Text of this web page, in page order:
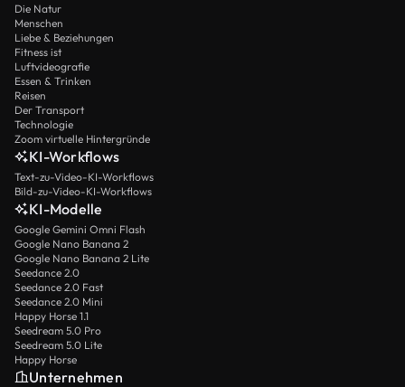
Die Natur
Menschen
Liebe & Beziehungen
Fitness ist
Luftvideografie
Essen & Trinken
Reisen
Der Transport
Technologie
Zoom virtuelle Hintergründe
KI-Workflows
Text-zu-Video-KI-Workflows
Bild-zu-Video-KI-Workflows
KI-Modelle
Google Gemini Omni Flash
Google Nano Banana 2
Google Nano Banana 2 Lite
Seedance 2.0
Seedance 2.0 Fast
Seedance 2.0 Mini
Happy Horse 1.1
Seedream 5.0 Pro
Seedream 5.0 Lite
Happy Horse
Unternehmen